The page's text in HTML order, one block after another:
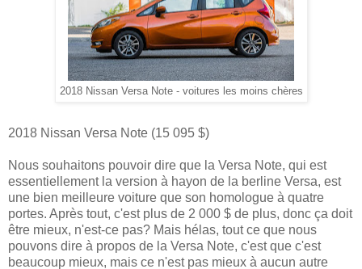
2018 Nissan Versa Note - voitures les moins chères
2018 Nissan Versa Note (15 095 $)
Nous souhaitons pouvoir dire que la Versa Note, qui est
essentiellement la version à hayon de la berline Versa, est
une bien meilleure voiture que son homologue à quatre
portes. Après tout, c'est plus de 2 000 $ de plus, donc ça doit
être mieux, n'est-ce pas? Mais hélas, tout ce que nous
pouvons dire à propos de la Versa Note, c'est que c'est
beaucoup mieux, mais ce n'est pas mieux à aucun autre